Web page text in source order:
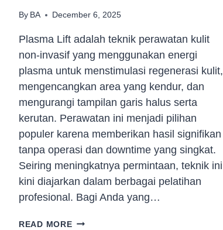
By BA December 6, 2025
Plasma Lift adalah teknik perawatan kulit
non-invasif yang menggunakan energi
plasma untuk menstimulasi regenerasi kulit,
mengencangkan area yang kendur, dan
mengurangi tampilan garis halus serta
kerutan. Perawatan ini menjadi pilihan
populer karena memberikan hasil signifikan
tanpa operasi dan downtime yang singkat.
Seiring meningkatnya permintaan, teknik ini
kini diajarkan dalam berbagai pelatihan
profesional. Bagi Anda yang…
READ MORE